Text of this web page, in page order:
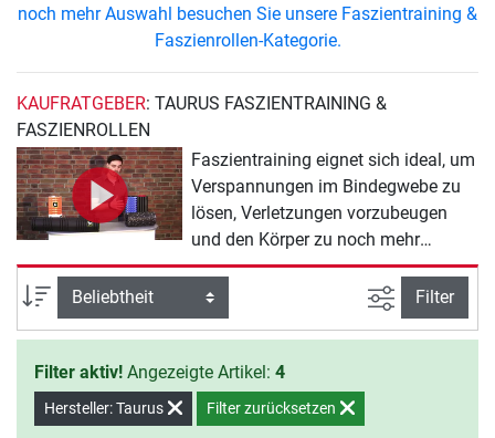
noch mehr Auswahl besuchen Sie unsere Faszientraining &
Faszienrollen-Kategorie.
KAUFRATGEBER: TAURUS FASZIENTRAINING &
FASZIENROLLEN
Faszientraining eignet sich ideal, um
Verspannungen im Bindegwebe zu
lösen, Verletzungen vorzubeugen
und den Körper zu noch mehr
Leistungsfähigkeit zu bringen. Im
Taurus Sortiment für Faszientraining
und Faszienrollen finden Sie das
passende Equipment für Ihr
individuelles Training zur Stärkung
von Faszien und Muskulatur.
Sortierung Ansicht
Filter
Filter aktiv! Angezeigte Artikel: 4
Hersteller: Taurus Filter zurücksetzen